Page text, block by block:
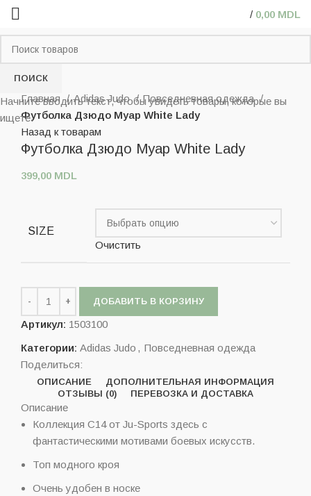
/ 0,00 MDL
Нажмите, чтобы увеличить
Главная
Adidas Judo
Повседневная одежда
Футболка Дзюдо Муар White Lady
Назад к товарам
Футболка Дзюдо Муар White Lady
399,00 MDL
SIZE
Очистить
ДОБАВИТЬ В КОРЗИНУ
Артикул: 1503100
Категории: Adidas Judo , Повседневная одежда
Поделиться:
ОПИСАНИЕ
ДОПОЛНИТЕЛЬНАЯ ИНФОРМАЦИЯ
ОТЗЫВЫ (0)
ПЕРЕВОЗКА И ДОСТАВКА
Описание
Коллекция C14 от Ju-Sports здесь с
фантастическими мотивами боевых искусств.
Топ модного кроя
Очень удобен в носке
ПОИСК
Начните вводить текст, чтобы увидеть товары, которые вы
ищете.